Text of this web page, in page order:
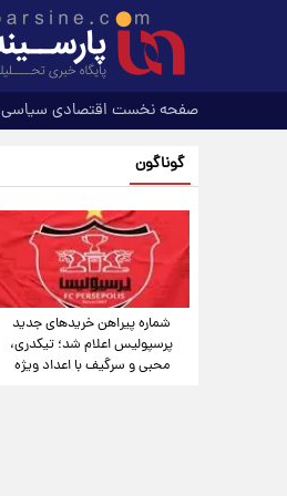
صفحه نخست اقتصادی سیاسی
گوناگون
شماره پیراهن خریدهای جدید
پرسپولیس اعلام شد؛ تیکدری،
محبی و سرگیف با اعداد ویژه